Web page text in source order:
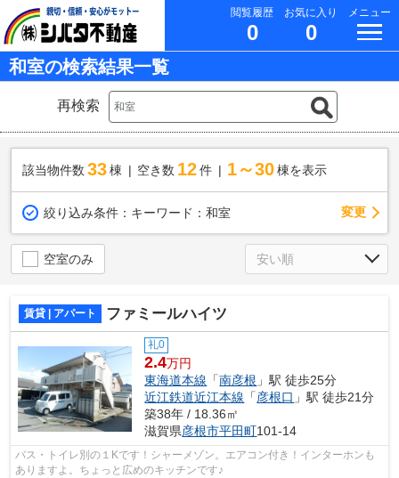
閲覧履歴
0
お気に入り
0
メニュー
和室の検索結果一覧
再検索
該当物件数 33棟 空き数 12 件 1～30 棟を表示
絞り込み条件： キーワード：和室 変更
空室のみ
賃貸 | アパート ファミールハイツ
礼0
2.4万円
東海道本線 「南彦根 」駅 徒歩25分
近江鉄道近江本線 「彦根口 」駅 徒歩21分
築38年 / 18.36㎡
滋賀県彦根市平田町101-14
バス・トイレ別の１Kです！シャーメゾン。エアコン付き！インターホンも
ありますよ。ちょっと広めのキッチンです♪